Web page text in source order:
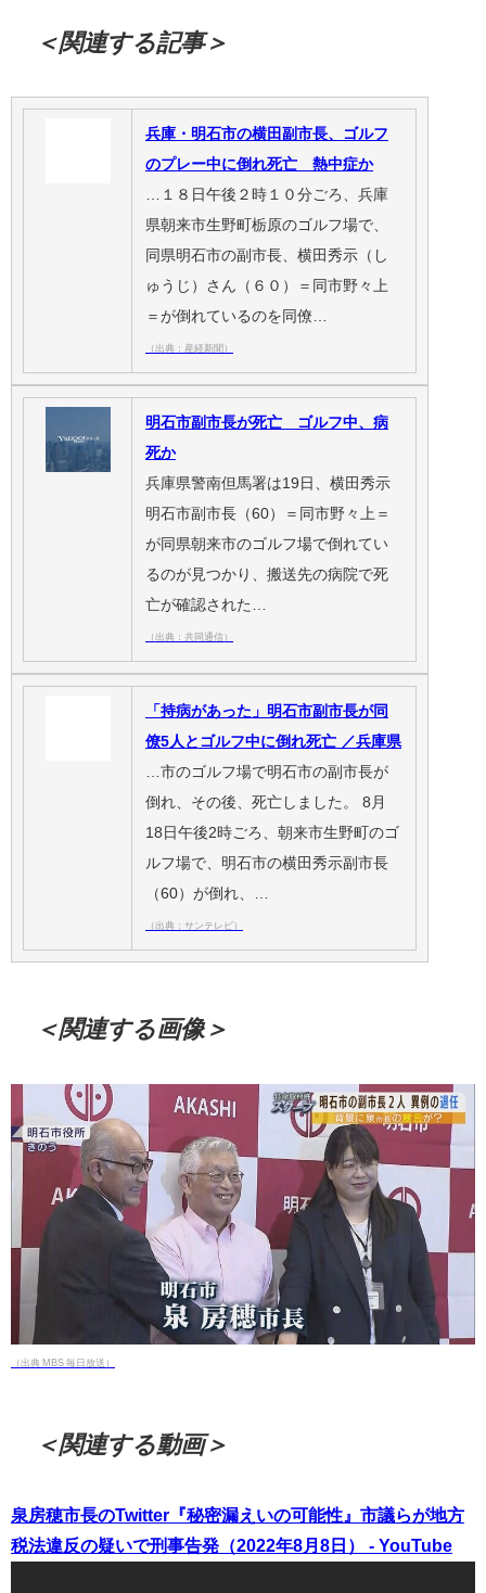
＜関連する記事＞
兵庫・明石市の横田副市長、ゴルフ
のプレー中に倒れ死亡 熱中症か
…１８日午後２時１０分ごろ、兵庫
県朝来市生野町栃原のゴルフ場で、
同県明石市の副市長、横田秀示（し
ゅうじ）さん（６０）＝同市野々上
＝が倒れているのを同僚…
（出典：産経新聞）
明石市副市長が死亡 ゴルフ中、病
死か
兵庫県警南但馬署は19日、横田秀示
明石市副市長（60）＝同市野々上＝
が同県朝来市のゴルフ場で倒れてい
るのが見つかり、搬送先の病院で死
亡が確認された…
（出典：共同通信）
「持病があった」明石市副市長が同
僚5人とゴルフ中に倒れ死亡 ／兵庫県
…市のゴルフ場で明石市の副市長が
倒れ、その後、死亡しました。 8月
18日午後2時ごろ、朝来市生野町のゴ
ルフ場で、明石市の横田秀示副市長
（60）が倒れ、…
（出典：サンテレビ）
＜関連する画像＞
（出典 MBS 毎日放送）
＜関連する動画＞
泉房穂市長のTwitter『秘密漏えいの可能性』市議らが地方
税法違反の疑いで刑事告発（2022年8月8日） - YouTube